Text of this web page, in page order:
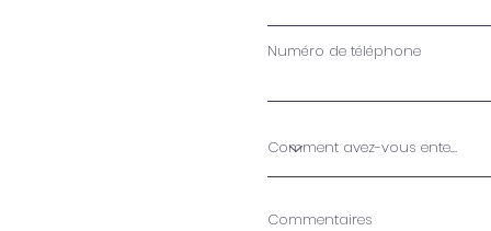
Numéro de téléphone
Commentaires